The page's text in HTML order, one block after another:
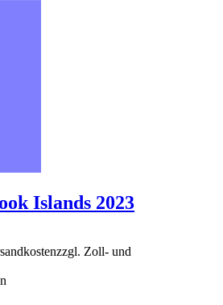
Islands 2023
zzgl. Zoll- und